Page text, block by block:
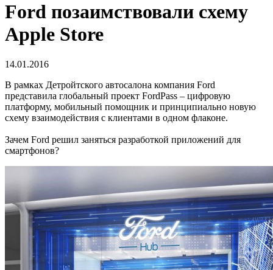
Ford позаимствовали схему
Apple Store
14.01.2016
В рамках Детройтского автосалона компания Ford
представила глобальный проект FordPass – цифровую
платформу, мобильный помощник и принципиально новую
схему взаимодействия с клиентами в одном флаконе.
Зачем Ford решил заняться разработкой приложений для
смартфонов?